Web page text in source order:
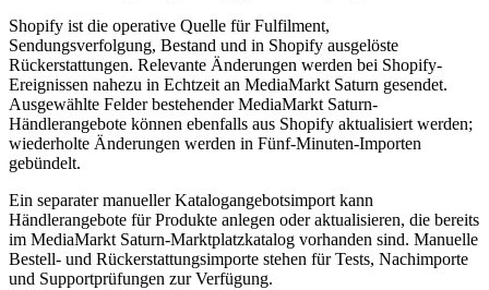
Shopify ist die operative Quelle für Fulfilment,
Sendungsverfolgung, Bestand und in Shopify ausgelöste
Rückerstattungen. Relevante Änderungen werden bei Shopify-
Ereignissen nahezu in Echtzeit an MediaMarkt Saturn gesendet.
Ausgewählte Felder bestehender MediaMarkt Saturn-
Händlerangebote können ebenfalls aus Shopify aktualisiert werden;
wiederholte Änderungen werden in Fünf-Minuten-Importen
gebündelt.
Ein separater manueller Katalogangebotsimport kann
Händlerangebote für Produkte anlegen oder aktualisieren, die bereits
im MediaMarkt Saturn-Marktplatzkatalog vorhanden sind. Manuelle
Bestell- und Rückerstattungsimporte stehen für Tests, Nachimporte
und Supportprüfungen zur Verfügung.